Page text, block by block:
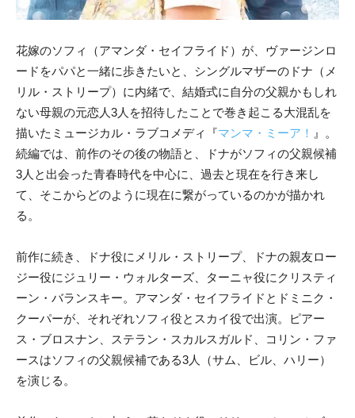
花嫁のソフィ（アマンダ・セイフライド）が、ヴァージンロ
ードをパパと一緒に歩きたいと、シングルマザーのドナ（メ
リル・ストリープ）に内緒で、結婚式に自分の父親かもしれ
ない母親の元恋人3人を招待したことで巻き起こる大混乱を
描いたミュージカル・ラブコメディ『マンマ・ミーア！ 』。
続編では、前作のその後の物語と、ドナがソフィの父親候補
3人と出会った青春時代を中心に、過去と現在を行き来し
て、そこからどのように現在に繋がっているのかが描かれ
る。
前作に続き、ドナ役にメリル・ストリープ、ドナの親友ロー
ジー役にジュリー・ウォルターズ、ターニャ役にクリスティ
ーン・バランスキー。アマンダ・セイフライドとドミニク・
クーパーが、それぞれソフィ役とスカイ役で出演。ピアー
ス・ブロスナン、ステラン・スカルスガルド、コリン・ファ
ースはソフィの父親候補である3人（サム、ビル、ハリー）
を演じる。